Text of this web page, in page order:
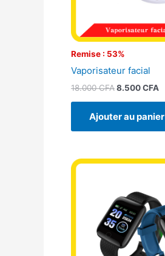
Remise : 53%
Vaporisateur facial
18.000CFA8.500CFA
Ajouter au panier